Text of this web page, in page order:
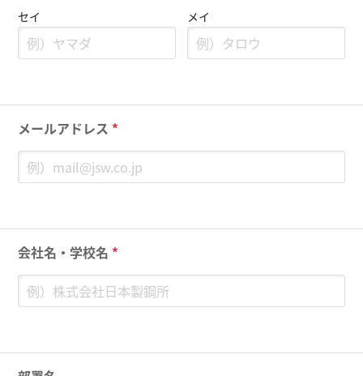
セイ メイ
メールアドレス *
会社名・学校名 *